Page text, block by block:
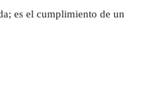
es el cumplimiento de un